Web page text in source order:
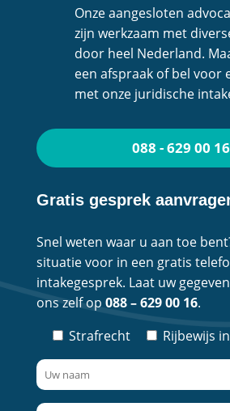
Onze aangesloten
zijn werkzaam met
door heel Nederland.
een afspraak of bel voor
met onze juridische
088 - 629 00 16
Gratis gesprek
Snel weten waar u aan toe
situatie voor in een gratis
intakegesprek. Laat uw
ons zelf op 088 – 629 00 16.
Strafrecht
Rijbewijs